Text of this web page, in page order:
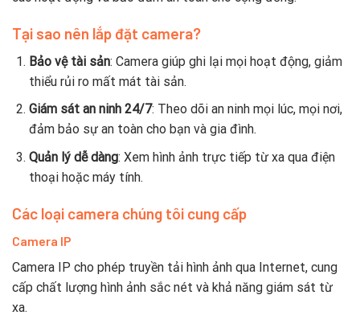
Tại sao nên lắp đặt camera?
Bảo vệ tài sản: Camera giúp ghi lại mọi hoạt động, giảm
thiểu rủi ro mất mát tài sản.
Giám sát an ninh 24/7: Theo dõi an ninh mọi lúc, mọi nơi,
đảm bảo sự an toàn cho bạn và gia đình.
Quản lý dễ dàng: Xem hình ảnh trực tiếp từ xa qua điện
thoại hoặc máy tính.
Các loại camera chúng tôi cung cấp
Camera IP
Camera IP cho phép truyền tải hình ảnh qua Internet, cung
cấp chất lượng hình ảnh sắc nét và khả năng giám sát từ
xa.